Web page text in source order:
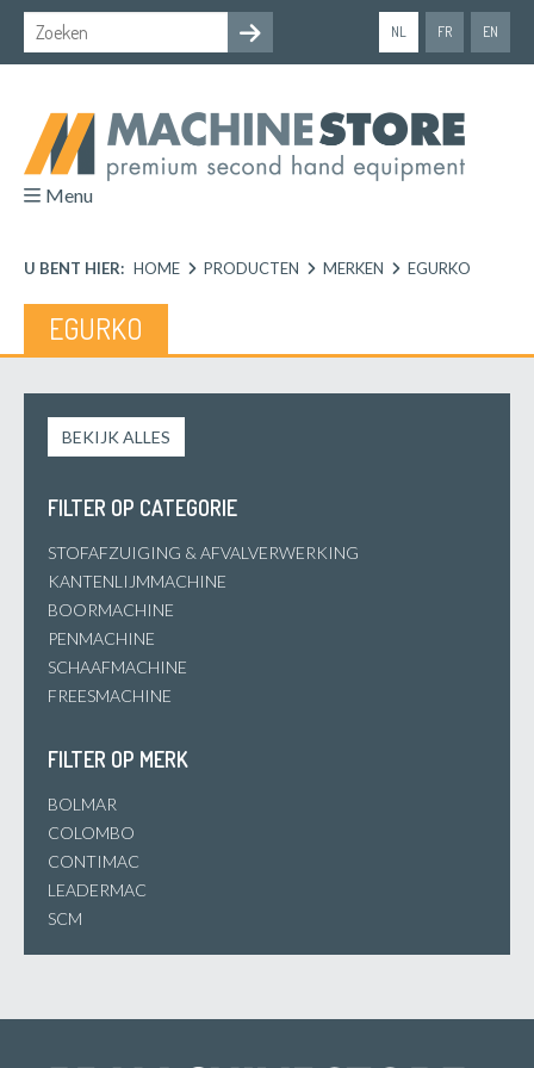
NL FR EN
Menu
U BENT HIER: HOME PRODUCTEN MERKEN EGURKO
EGURKO
BEKIJK ALLES
FILTER OP CATEGORIE
STOFAFZUIGING & AFVALVERWERKING
KANTENLIJMMACHINE
BOORMACHINE
PENMACHINE
SCHAAFMACHINE
FREESMACHINE
FILTER OP MERK
BOLMAR
COLOMBO
CONTIMAC
LEADERMAC
SCM